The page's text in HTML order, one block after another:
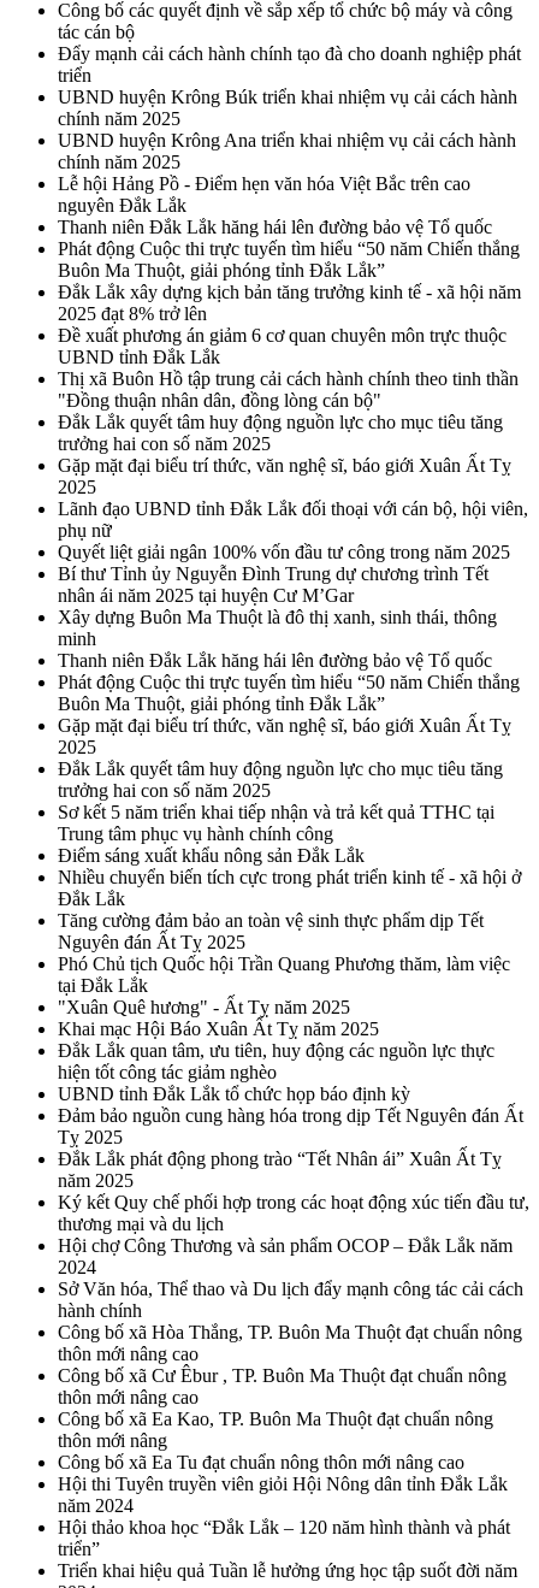
Công bố các quyết định về sắp xếp tổ chức bộ máy và công
tác cán bộ
Đẩy mạnh cải cách hành chính tạo đà cho doanh nghiệp phát
triển
UBND huyện Krông Búk triển khai nhiệm vụ cải cách hành
chính năm 2025
UBND huyện Krông Ana triển khai nhiệm vụ cải cách hành
chính năm 2025
Lễ hội Hảng Pồ - Điểm hẹn văn hóa Việt Bắc trên cao
nguyên Đắk Lắk
Thanh niên Đắk Lắk hăng hái lên đường bảo vệ Tổ quốc
Phát động Cuộc thi trực tuyến tìm hiểu “50 năm Chiến thắng
Buôn Ma Thuột, giải phóng tỉnh Đắk Lắk”
Đắk Lắk xây dựng kịch bản tăng trưởng kinh tế - xã hội năm
2025 đạt 8% trở lên
Đề xuất phương án giảm 6 cơ quan chuyên môn trực thuộc
UBND tỉnh Đắk Lắk
Thị xã Buôn Hồ tập trung cải cách hành chính theo tinh thần
"Đồng thuận nhân dân, đồng lòng cán bộ"
Đắk Lắk quyết tâm huy động nguồn lực cho mục tiêu tăng
trưởng hai con số năm 2025
Gặp mặt đại biểu trí thức, văn nghệ sĩ, báo giới Xuân Ất Tỵ
2025
Lãnh đạo UBND tỉnh Đắk Lắk đối thoại với cán bộ, hội viên,
phụ nữ
Quyết liệt giải ngân 100% vốn đầu tư công trong năm 2025
Bí thư Tỉnh ủy Nguyễn Đình Trung dự chương trình Tết
nhân ái năm 2025 tại huyện Cư M’Gar
Xây dựng Buôn Ma Thuột là đô thị xanh, sinh thái, thông
minh
Thanh niên Đắk Lắk hăng hái lên đường bảo vệ Tổ quốc
Phát động Cuộc thi trực tuyến tìm hiểu “50 năm Chiến thắng
Buôn Ma Thuột, giải phóng tỉnh Đắk Lắk”
Gặp mặt đại biểu trí thức, văn nghệ sĩ, báo giới Xuân Ất Tỵ
2025
Đắk Lắk quyết tâm huy động nguồn lực cho mục tiêu tăng
trưởng hai con số năm 2025
Sơ kết 5 năm triển khai tiếp nhận và trả kết quả TTHC tại
Trung tâm phục vụ hành chính công
Điểm sáng xuất khẩu nông sản Đắk Lắk
Nhiều chuyển biến tích cực trong phát triển kinh tế - xã hội ở
Đắk Lắk
Tăng cường đảm bảo an toàn vệ sinh thực phẩm dịp Tết
Nguyên đán Ất Tỵ 2025
Phó Chủ tịch Quốc hội Trần Quang Phương thăm, làm việc
tại Đắk Lắk
"Xuân Quê hương" - Ất Tỵ năm 2025
Khai mạc Hội Báo Xuân Ất Tỵ năm 2025
Đắk Lắk quan tâm, ưu tiên, huy động các nguồn lực thực
hiện tốt công tác giảm nghèo
UBND tỉnh Đắk Lắk tổ chức họp báo định kỳ
Đảm bảo nguồn cung hàng hóa trong dịp Tết Nguyên đán Ất
Tỵ 2025
Đắk Lắk phát động phong trào “Tết Nhân ái” Xuân Ất Tỵ
năm 2025
Ký kết Quy chế phối hợp trong các hoạt động xúc tiến đầu tư,
thương mại và du lịch
Hội chợ Công Thương và sản phẩm OCOP – Đắk Lắk năm
2024
Sở Văn hóa, Thể thao và Du lịch đẩy mạnh công tác cải cách
hành chính
Công bố xã Hòa Thắng, TP. Buôn Ma Thuột đạt chuẩn nông
thôn mới nâng cao
Công bố xã Cư Êbur , TP. Buôn Ma Thuột đạt chuẩn nông
thôn mới nâng cao
Công bố xã Ea Kao, TP. Buôn Ma Thuột đạt chuẩn nông
thôn mới nâng
Công bố xã Ea Tu đạt chuẩn nông thôn mới nâng cao
Hội thi Tuyên truyền viên giỏi Hội Nông dân tỉnh Đắk Lắk
năm 2024
Hội thảo khoa học “Đắk Lắk – 120 năm hình thành và phát
triển”
Triển khai hiệu quả Tuần lễ hưởng ứng học tập suốt đời năm